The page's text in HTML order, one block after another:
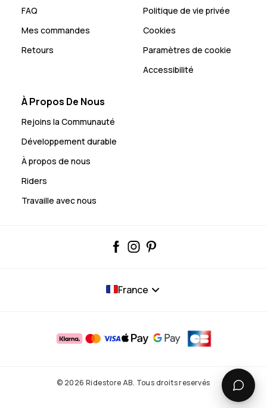
FAQ
Mes commandes
Retours
Politique de vie privée
Cookies
Paramètres de cookie
Accessibilité
À Propos De Nous
Rejoins la Communauté
Développement durable
À propos de nous
Riders
Travaille avec nous
France
© 2026 Ridestore AB. Tous droits reservés